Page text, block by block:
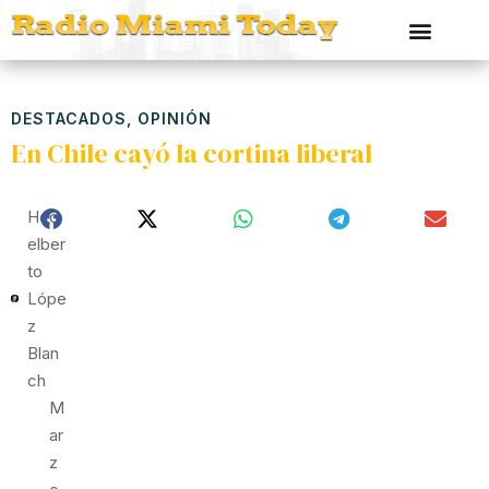
DESTACADOS OPINIÓN
En Chile cayó la cortina liberal
Hed
Elber
To
Lópe
Z
Blan
Ch
M
Ar
Z